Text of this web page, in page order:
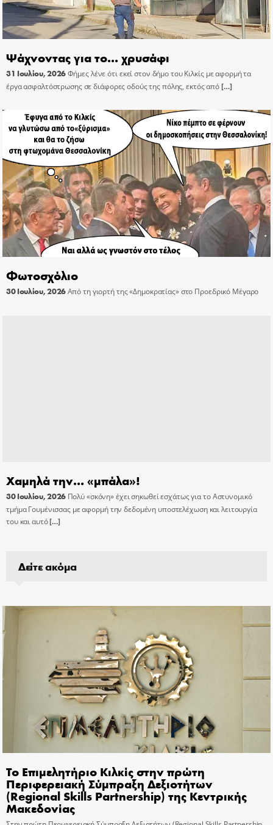
Ψάχνοντας για το… χρυσάφι
31 Ιουλίου, 2026Φήμες λένε ότι εκεί στον δήμο του Κιλκίς με αφορμή τα
έργα ασφαλτόστρωσης σε διάφορες οδούς της πόλης, εκτός από[…]
Φωτοσχόλιο
30 Ιουλίου, 2026Από τη γιορτή της «Δημοκρατίας» στο Προεδρικό Μέγαρο
Χαμηλά την… «μπάλα»!
30 Ιουλίου, 2026 Πολύ «σκόνη» έχει σηκωθεί εσχάτως για το Αστυνομικό
τμήμα Γουμένισσας με αφορμή την δεδομένη υποστελέχωση και λειτουργία
του και αυτό[…]
Δείτε ακόμα
Το Επιμελητήριο Κιλκίς στην πρώτη
Περιφερειακή Σύμπραξη Δεξιοτήτων
(Regional Skills Partnership) της Κεντρικής
Μακεδονίας